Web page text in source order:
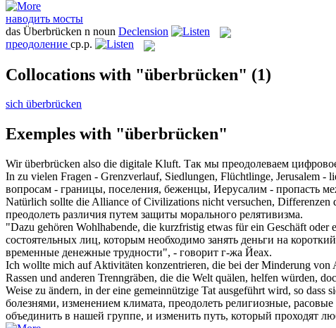
наводить мосты
das Überbrücken n noun Declension
преодоление ср.р.
Collocations with "überbrücken" (1)
sich überbrücken
Exemples with "überbrücken"
Wirüberbrücken also die digitale Kluft. Так мы преодолеваем
In zu vielen Fragen - Grenzverlauf, Siedlungen, Flüchtlinge, Jerusalem -
вопросам - границы, поселения, беженцы, Иерусалим - пропасть
Natürlich sollte die Alliance of Civilizations nicht versuchen, Differenzen
преодолеть различия путем защиты морального релятивизма.
"Dazu gehören Wohlhabende, die kurzfristig etwas für ein Geschäft
состоятельных лиц, которым необходимо занять деньги на
временные денежные трудности", - говорит г-жа Йеах.
Ich wollte mich auf Aktivitäten konzentrieren, die bei der Minderung
Rassen und anderen Trenngräben, die die Welt quälen, helfen würden,
Weise zu ändern, in der eine gemeinnützige Tat ausgeführt wird, so dass
болезнями, изменением климата, преодолеть религиозные,
объединить в нашей группе, и изменить путь, который проходят